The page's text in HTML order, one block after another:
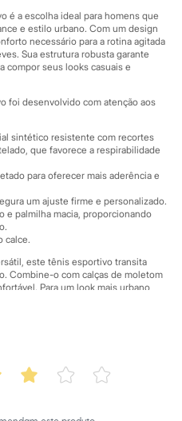
é a escolha ideal para homens que
e estilo urbano. Com um design
necessário para a rotina agitada
Sua estrutura robusta garante
compor seus looks casuais e
foi desenvolvido com atenção aos
sintético resistente com recortes
que favorece a respirabilidade
para oferecer mais aderência e
um ajuste firme e personalizado.
e palmilha macia, proporcionando
calce.
este tênis esportivo transita
Combine-o com calças de moletom
Para um look mais urbano,
perfeito para te acompanhar na
logo C&A. Estamos renovando
na produção do produto